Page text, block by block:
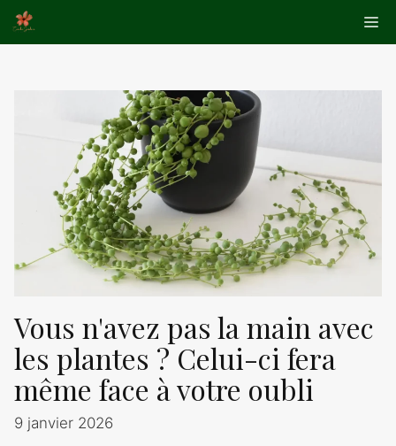
Aller
au
Vous n'avez pas la main avec
les plantes ? Celui-ci fera
même face à votre oubli
9 janvier 2026